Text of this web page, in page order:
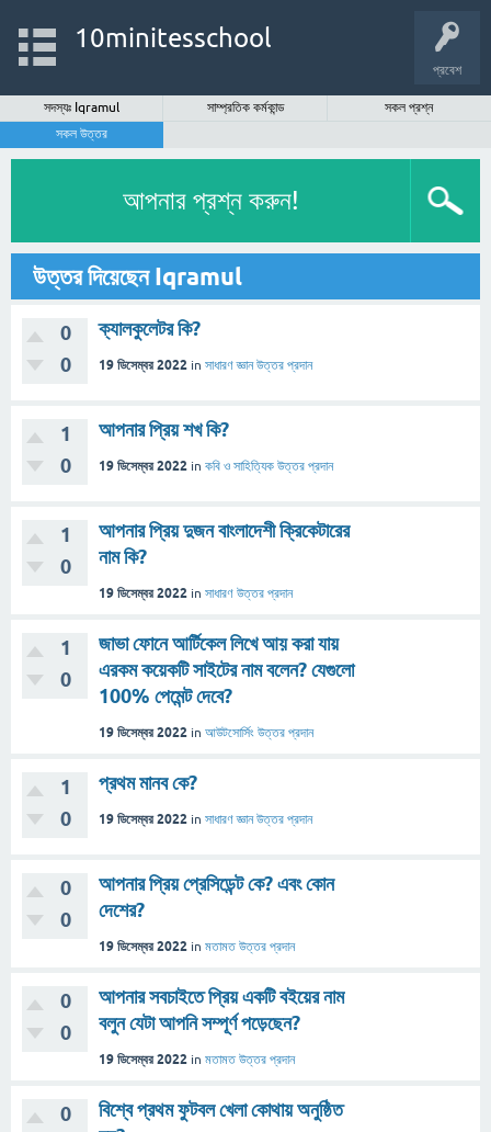
প্রবেশ
10minitesschool
সদস্যঃ Iqramul সাম্প্রতিক কর্মকান্ড
সকল প্রশ্ন
সকল উত্তর
আপনার প্রশ্ন করুন!
উত্তর দিয়েছেন Iqramul
0
0
ক্যালকুলেটর কি?
19 ডিসেম্বর 2022 in সাধারণ জ্ঞান উত্তর প্রদান
1
0
আপনার প্রিয় শখ কি?
19 ডিসেম্বর 2022 in কবি ও সাহিত্যিক উত্তর প্রদান
1
0
আপনার প্রিয় দুজন বাংলাদেশী ক্রিকেটারের
নাম কি?
19 ডিসেম্বর 2022 in সাধারণ উত্তর প্রদান
1
0
জাভা ফোনে আর্টিকেল লিখে আয় করা যায়
এরকম কয়েকটি সাইটের নাম বলেন? যেগুলো
100% পেমেন্ট দেবে?
19 ডিসেম্বর 2022 in আউটসোর্সিং উত্তর প্রদান
1
0
প্রথম মানব কে?
19 ডিসেম্বর 2022 in সাধারণ জ্ঞান উত্তর প্রদান
0
0
আপনার প্রিয় প্রেসিডেন্ট কে? এবং কোন
দেশের?
19 ডিসেম্বর 2022 in মতামত উত্তর প্রদান
0
0
আপনার সবচাইতে প্রিয় একটি বইয়ের নাম
বলুন যেটা আপনি সম্পূর্ণ পড়েছেন?
19 ডিসেম্বর 2022 in মতামত উত্তর প্রদান
0
বিশ্বে প্রথম ফুটবল খেলা কোথায় অনুষ্ঠিত